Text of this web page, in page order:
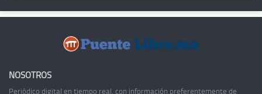
NOSOTROS
Periódico digital en tiempo real, con información preferentemente de